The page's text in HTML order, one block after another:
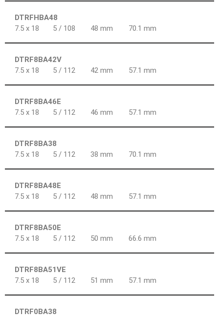
DTRFHBA48
7.5 x 18
5 / 108 48 mm 70.1 mm
DTRF8BA42V
7.5 x 18
5 / 112 42 mm 57.1 mm
DTRF8BA46E
7.5 x 18
5 / 112 46 mm 57.1 mm
DTRF8BA38
7.5 x 18
5 / 112 38 mm 70.1 mm
DTRF8BA48E
7.5 x 18
5 / 112 48 mm 57.1 mm
DTRF8BA50E
7.5 x 18
5 / 112 50 mm 66.6 mm
DTRF8BA51VE
7.5 x 18
5 / 112 51 mm 57.1 mm
DTRF0BA38